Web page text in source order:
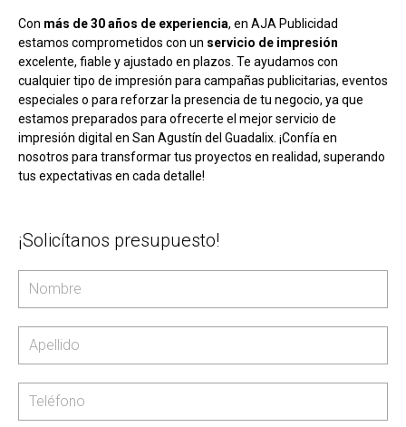
Con más de 30 años de experiencia, en AJA Publicidad
estamos comprometidos con un servicio de impresión
excelente, fiable y ajustado en plazos. Te ayudamos con
cualquier tipo de impresión para campañas publicitarias, eventos
especiales o para reforzar la presencia de tu negocio, ya que
estamos preparados para ofrecerte el mejor servicio de
impresión digital en San Agustín del Guadalix. ¡Confía en
nosotros para transformar tus proyectos en realidad, superando
tus expectativas en cada detalle!
¡Solicítanos presupuesto!